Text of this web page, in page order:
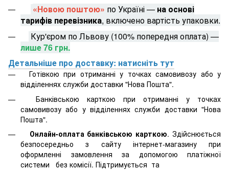
«Новою поштою» по Україні — на основі
тарифів перевізника, включено вартість упаковки.
Кур'єром по Львову (100% попередня оплата) —
лише 76 грн.
Детальніше про доставку: натисніть тут
Готівкою при отриманні у точках самовивозу або у
відділеннях служби доставки "Нова Пошта".
Банківською карткою при отриманні у точках
самовивозу або у відділеннях служби доставки "Нова
Пошта".
Онлайн-оплата банківською карткою. Здійснюється
безпосередньо з сайту інтернет-магазину при
оформленні замовлення за допомогою платіжної
системи
без комісії. Підтримується та